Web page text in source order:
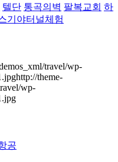
텔단 통곡의벽 팔복교회 하
기야터널체험
travel/wp-
theme-
wp-
공